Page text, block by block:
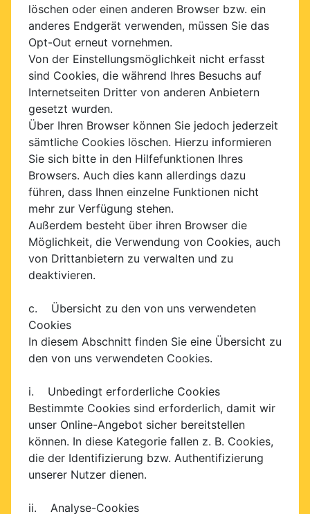
löschen oder einen anderen Browser bzw. ein
anderes Endgerät verwenden, müssen Sie das
Opt-Out erneut vornehmen.
Von der Einstellungsmöglichkeit nicht erfasst
sind Cookies, die während Ihres Besuchs auf
Internetseiten Dritter von anderen Anbietern
gesetzt wurden.
Über Ihren Browser können Sie jedoch jederzeit
sämtliche Cookies löschen. Hierzu informieren
Sie sich bitte in den Hilfefunktionen Ihres
Browsers. Auch dies kann allerdings dazu
führen, dass Ihnen einzelne Funktionen nicht
mehr zur Verfügung stehen.
Außerdem besteht über ihren Browser die
Möglichkeit, die Verwendung von Cookies, auch
von Drittanbietern zu verwalten und zu
deaktivieren.
c. Übersicht zu den von uns verwendeten
Cookies
In diesem Abschnitt finden Sie eine Übersicht zu
den von uns verwendeten Cookies.
i. Unbedingt erforderliche Cookies
Bestimmte Cookies sind erforderlich, damit wir
unser Online-Angebot sicher bereitstellen
können. In diese Kategorie fallen z. B. Cookies,
die der Identifizierung bzw. Authentifizierung
unserer Nutzer dienen.
ii. Analyse-Cookies